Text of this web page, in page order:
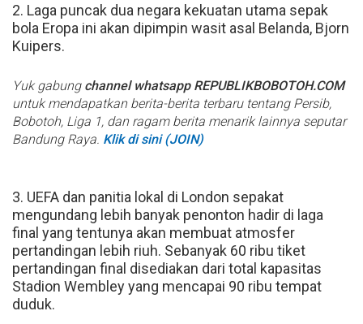
2. Laga puncak dua negara kekuatan utama sepak
bola Eropa ini akan dipimpin wasit asal Belanda, Bjorn
Kuipers.
Yuk gabung channel whatsapp REPUBLIKBOBOTOH.COM
untuk mendapatkan berita-berita terbaru tentang Persib,
Bobotoh, Liga 1, dan ragam berita menarik lainnya seputar
Bandung Raya. Klik di sini (JOIN)
3. UEFA dan panitia lokal di London sepakat
mengundang lebih banyak penonton hadir di laga
final yang tentunya akan membuat atmosfer
pertandingan lebih riuh. Sebanyak 60 ribu tiket
pertandingan final disediakan dari total kapasitas
Stadion Wembley yang mencapai 90 ribu tempat
duduk.